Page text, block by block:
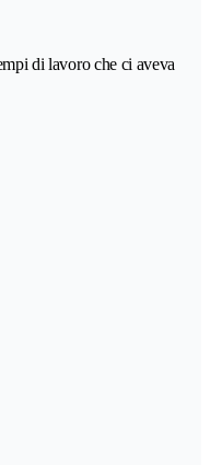
di lavoro che ci aveva